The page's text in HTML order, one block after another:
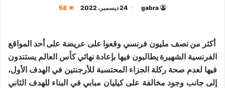
gabra 24 ديسمبر، 2022 58
أكثر من نصف مليون فرنسي وقعوا على عريضة على أحد المواقع
الفرنسية الشهيرة يطالبون فيها بإعادة نهائي كأس العالم يستندون
فيها لعدم صحة ركلة الجزاء المحتسبة للأرجنتين في الهدف الأول،
إلى جانب وجود مخالفة على كيليان مبابي في البناء للهدف الثاني